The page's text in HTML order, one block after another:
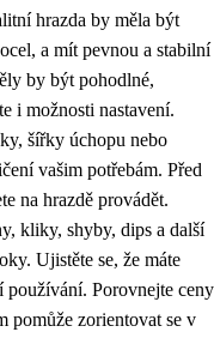
hrazda by měla být
a mít pevnou a stabilní
by být pohodlné,
i možnosti nastavení.
šířky úchopu nebo
vašim potřebám. Před
na hrazdě provádět.
kliky, shyby, dips a další
Ujistěte se, že máte
používání. Porovnejte ceny
pomůže zorientovat se v